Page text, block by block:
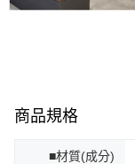
商品規格
■材質(成分)